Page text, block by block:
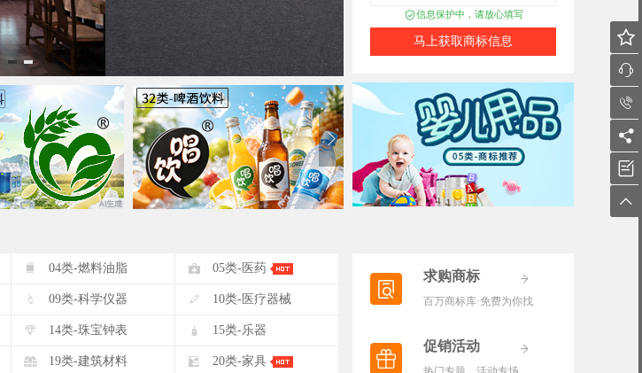
信息保护中，请放心填写
马上获取商标信息
$ 04类-燃料油脂 % 05类-医药
) 09类-科学仪器 * 10类-医疗器械
. 14类-珠宝钟表 / 15类-乐器
3 19类-建筑材料 4 20类-家具
求购商标
百万商标库·免费为你找
促销活动





